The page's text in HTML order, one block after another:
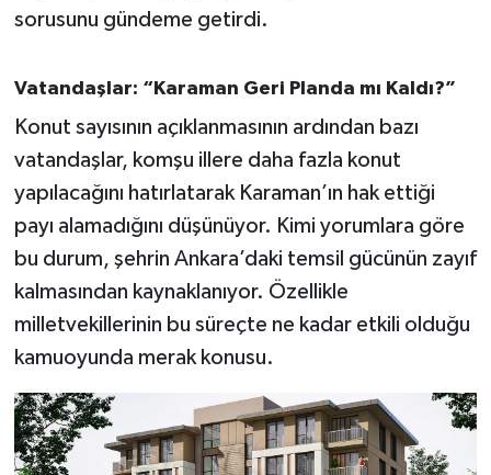
sorusunu gündeme getirdi.
Vatandaşlar: “Karaman Geri Planda mı Kaldı?”
Konut sayısının açıklanmasının ardından bazı
vatandaşlar, komşu illere daha fazla konut
yapılacağını hatırlatarak Karaman’ın hak ettiği
payı alamadığını düşünüyor. Kimi yorumlara göre
bu durum, şehrin Ankara’daki temsil gücünün zayıf
kalmasından kaynaklanıyor. Özellikle
milletvekillerinin bu süreçte ne kadar etkili olduğu
kamuoyunda merak konusu.